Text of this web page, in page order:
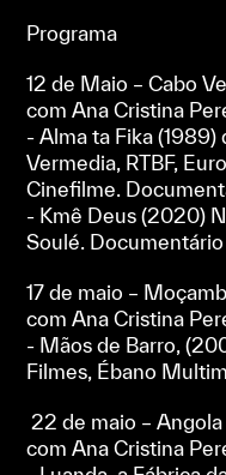
Programa
12 de Maio – Cabo
com Ana Cristina
- Alma ta Fika (1989)
Vermedia, RTBF,
Cinefilme.
- Kmê Deus (2020)
Soulé. Documentário
17 de maio –
com Ana Cristina
- Mãos de Barro,
Filmes, Ébano
22 de maio – Angola
com Ana Cristina